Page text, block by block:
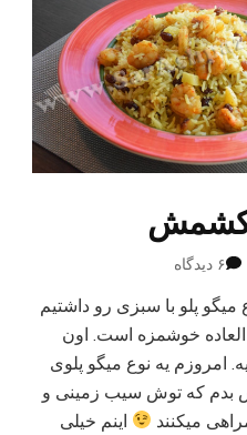
کشمش
۶ دیدگاه
برای
پلو
با
کشمش
میگو پلو با سبزی رو داشتیم
خوشمزه است. اون
امروزم یه نوع میگو پلوی
بدم که توش سیب زمینی و
میکنند
اینم خیلی